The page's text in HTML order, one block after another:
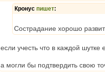
Кронус пишет:
Сострадание хорошо
если учесть что в каждой
а могли бы подтвердить свою